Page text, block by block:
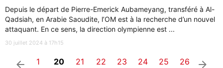
Depuis le départ de Pierre-Emerick Aubameyang, transféré à Al-
Qadsiah, en Arabie Saoudite, l’OM est à la recherche d’un nouvel
attaquant. En ce sens, la direction olympienne est ...
30 juillet 2024 à 17h15
arrow_left 1 20 21 22 23 24 25
26
arrow_right